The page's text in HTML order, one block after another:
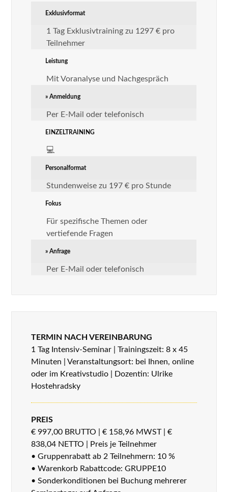
Exklusivformat
1 Tag Exklusivtraining zu 1297 € pro
Teilnehmer
Leistung
Mit Voranalyse und Nachgespräch
» Anmeldung
Per E-Mail oder telefonisch
EINZELTRAINING
💻
Personalformat
Stundenweise zu 197 € pro Stunde
Fokus
Für spezifische Themen oder
vertiefende Fragen
» Anfrage
Per E-Mail oder telefonisch
TERMIN NACH VEREINBARUNG
1 Tag Intensiv-Seminar | Trainingszeit: 8 x 45
Minuten | Veranstaltungsort: bei Ihnen, online
oder im Kreativstudio | Dozentin: Ulrike
Hostehradsky
PREIS
€ 997,00 BRUTTO | € 158,96 MWST | €
838,04 NETTO | Preis je Teilnehmer
• Gruppenrabatt ab 2 Teilnehmern: 10 %
• Warenkorb Rabattcode: GRUPPE10
• Sonderkonditionen bei Buchung mehrerer